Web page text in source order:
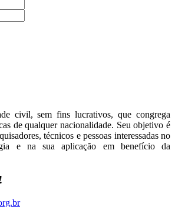
civil, sem fins lucrativos, que congrega
de qualquer nacionalidade. Seu objetivo é
técnicos e pessoas interessadas no
e na sua aplicação em benefício da